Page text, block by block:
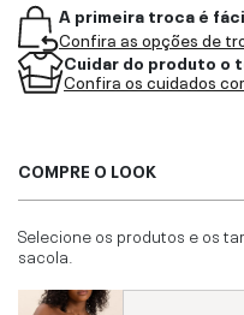
A primeira troca é
Confira as opções de
Cuidar do produto o
Confira os cuidados
COMPRE O LOOK
Selecione os produtos e os
sacola.